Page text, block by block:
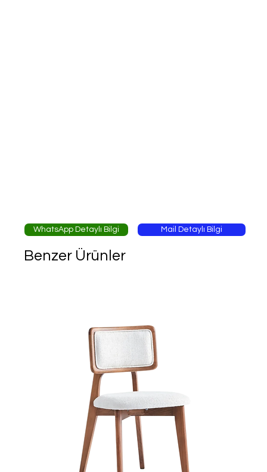
WhatsApp Detaylı Bilgi Mail Detaylı Bilgi
Benzer Ürünler